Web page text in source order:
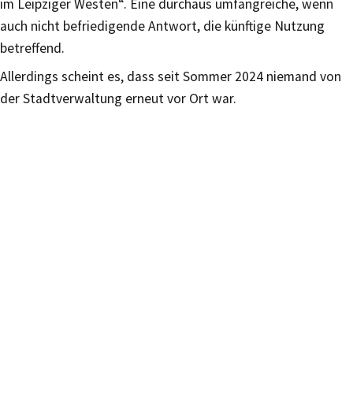
im Leipziger Westen“. Eine durchaus umfangreiche, wenn
auch nicht befriedigende Antwort, die künftige Nutzung
betreffend.
Allerdings scheint es, dass seit Sommer 2024 niemand von
der Stadtverwaltung erneut vor Ort war.